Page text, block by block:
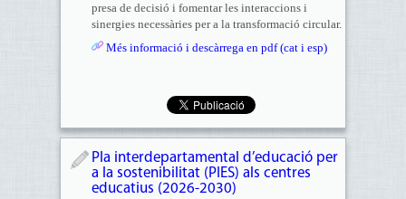
presa de decisió i fomentar les interaccions i
sinergies necessàries per a la transformació circular.
Més informació i descàrrega en pdf (cat i esp)
Pla interdepartamental d’educació per
a la sostenibilitat (PIES) als centres
educatius (2026-2030)